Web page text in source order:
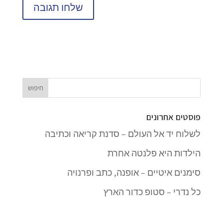
פוסטים אחרונים
לשלוח יד אל העולם – סדנת קריאה וכתיבה
הילדות היא פלנטה אחרת
סימנים איטיים – אופנה, כתב ופרנויה
כל נדרי – סטופ כדור הארץ